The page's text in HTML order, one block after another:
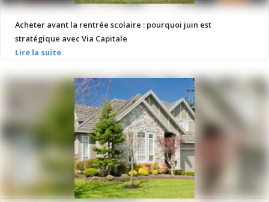
Acheter avant la rentrée scolaire : pourquoi juin est
stratégique avec Via Capitale